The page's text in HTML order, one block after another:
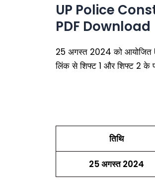
UP Police
PDF Download
25 अगस्त 2024 को आयोजित
लिंक से शिफ्ट 1 और शिफ्ट 2 के
तिथि
25 अगस्त 2024